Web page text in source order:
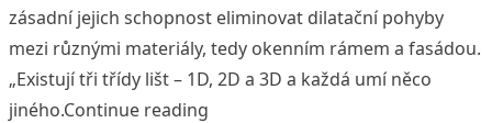
zásadní jejich schopnost eliminovat dilatační pohyby
mezi různými materiály, tedy okenním rámem a fasádou.
„Existují tři třídy lišt – 1D, 2D a 3D a každá umí něco
jiného.Continue reading